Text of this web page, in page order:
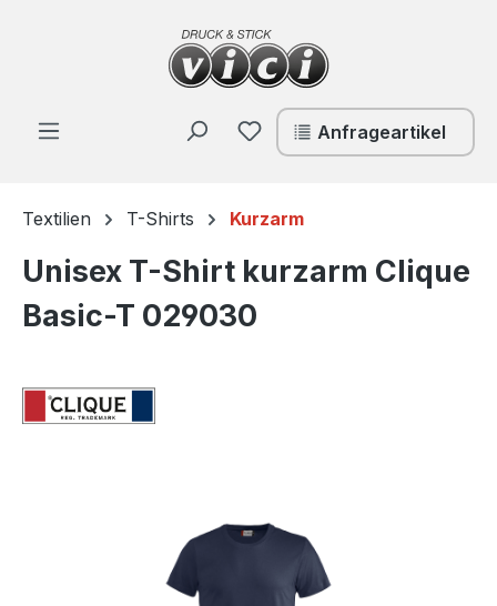
Zum Hauptinhalt springen
Du hast 0 Produkte auf
Anfrageartikel
Textilien T-Shirts Kurzarm
Unisex T-Shirt kurzarm Clique
Basic-T 029030